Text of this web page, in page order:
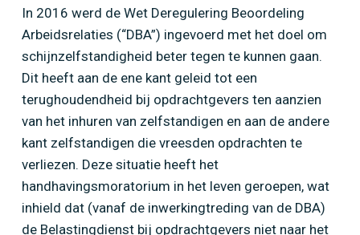
In 2016 werd de Wet Deregulering Beoordeling
Arbeidsrelaties (“DBA”) ingevoerd met het doel om
schijnzelfstandigheid beter tegen te kunnen gaan.
Dit heeft aan de ene kant geleid tot een
terughoudendheid bij opdrachtgevers ten aanzien
van het inhuren van zelfstandigen en aan de andere
kant zelfstandigen die vreesden opdrachten te
verliezen. Deze situatie heeft het
handhavingsmoratorium in het leven geroepen, wat
inhield dat (vanaf de inwerkingtreding van de DBA)
de Belastingdienst bij opdrachtgevers niet naar het